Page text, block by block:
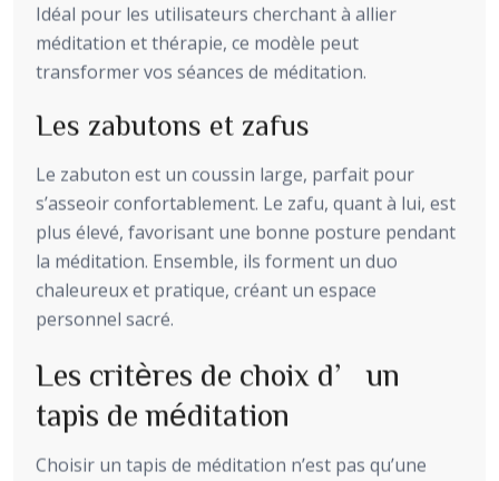
Idéal pour les utilisateurs cherchant à allier
méditation et thérapie, ce modèle peut
transformer vos séances de méditation.
Les zabutons et zafus
Le zabuton est un coussin large, parfait pour
s’asseoir confortablement. Le zafu, quant à lui, est
plus élevé, favorisant une bonne posture pendant
la méditation. Ensemble, ils forment un duo
chaleureux et pratique, créant un espace
personnel sacré.
Les critères de choix d’un
tapis de méditation
Choisir un tapis de méditation n’est pas qu’une